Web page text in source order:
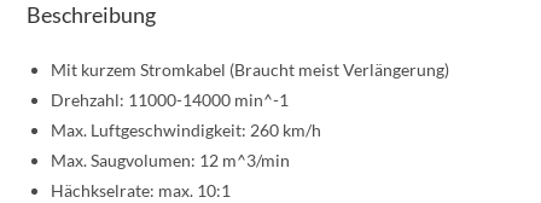
Beschreibung
Mit kurzem Stromkabel (Braucht meist Verlängerung)
Drehzahl: 11000-14000 min^-1
Max. Luftgeschwindigkeit: 260 km/h
Max. Saugvolumen: 12 m^3/min
Hächkselrate: max. 10:1